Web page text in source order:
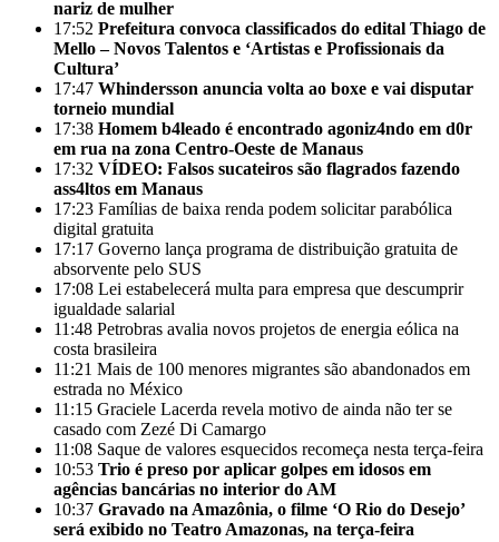
nariz de mulher
17:52 Prefeitura convoca classificados do edital Thiago de
Mello – Novos Talentos e ‘Artistas e Profissionais da
Cultura’
17:47 Whindersson anuncia volta ao boxe e vai disputar
torneio mundial
17:38 Homem b4leado é encontrado agoniz4ndo em d0r
em rua na zona Centro-Oeste de Manaus
17:32 VÍDEO: Falsos sucateiros são flagrados fazendo
ass4ltos em Manaus
17:23 Famílias de baixa renda podem solicitar parabólica
digital gratuita
17:17 Governo lança programa de distribuição gratuita de
absorvente pelo SUS
17:08 Lei estabelecerá multa para empresa que descumprir
igualdade salarial
11:48 Petrobras avalia novos projetos de energia eólica na
costa brasileira
11:21 Mais de 100 menores migrantes são abandonados em
estrada no México
11:15 Graciele Lacerda revela motivo de ainda não ter se
casado com Zezé Di Camargo
11:08 Saque de valores esquecidos recomeça nesta terça-feira
10:53 Trio é preso por aplicar golpes em idosos em
agências bancárias no interior do AM
10:37 Gravado na Amazônia, o filme ‘O Rio do Desejo’
será exibido no Teatro Amazonas, na terça-feira